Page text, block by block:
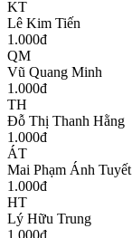
KT
Lê Kim Tiến
1.000đ
QM
Vũ Quang Minh
1.000đ
TH
Đỗ Thị Thanh Hằng
1.000đ
ÁT
Mai Phạm Ánh Tuyết
1.000đ
HT
Lý Hữu Trung
1.000đ